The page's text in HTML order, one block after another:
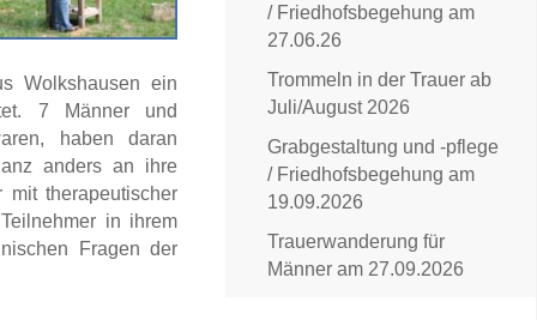
Wolkshausen ein
7 Männer und
haben daran
anders an ihre
therapeutischer
in ihrem
Fragen der
/ Friedhofsbegehung am
27.06.26
Trommeln in der Trauer ab
Juli/August 2026
Grabgestaltung und -pflege
/ Friedhofsbegehung am
19.09.2026
Trauerwanderung für
Männer am 27.09.2026